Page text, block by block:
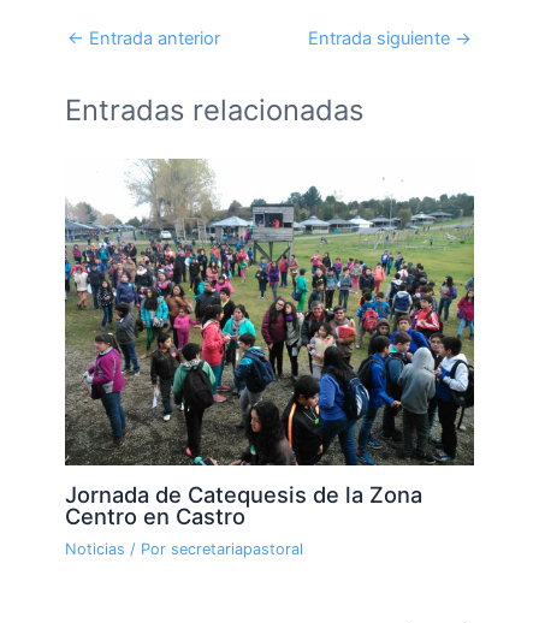
← Entrada anterior Entrada siguiente →
Entradas relacionadas
Jornada de Catequesis de la Zona
Centro en Castro
Noticias / Por secretariapastoral